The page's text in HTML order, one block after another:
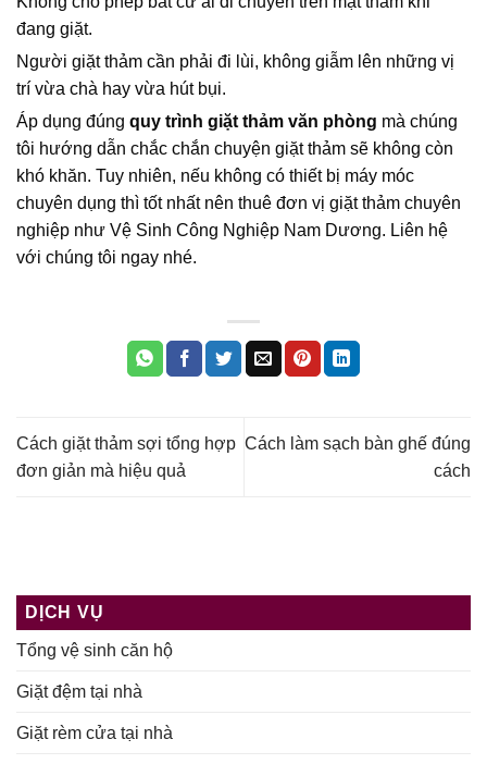
đang giặt.
Người giặt thảm cần phải đi lùi, không giẫm lên những vị
trí vừa chà hay vừa hút bụi.
Áp dụng đúng quy trình giặt thảm văn phòng mà chúng
tôi hướng dẫn chắc chắn chuyện giặt thảm sẽ không còn
khó khăn. Tuy nhiên, nếu không có thiết bị máy móc
chuyên dụng thì tốt nhất nên thuê đơn vị giặt thảm chuyên
nghiệp như Vệ Sinh Công Nghiệp Nam Dương. Liên hệ
với chúng tôi ngay nhé.
Cách giặt thảm sợi tổng hợp
đơn giản mà hiệu quả
Cách làm sạch bàn ghế đúng
cách
DỊCH VỤ
Tổng vệ sinh căn hộ
Giặt đệm tại nhà
Giặt rèm cửa tại nhà